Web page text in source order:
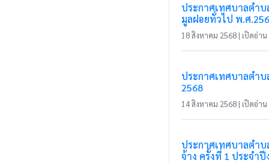
ประกาศเทศบาลตำ
มูลฝอยทั่วไป พ.ศ
18 สิงหาคม 2568 | เปิดอ่าน
ประกาศเทศบาลตำ
2568
14 สิงหาคม 2568 | เปิดอ่าน
ประกาศเทศบาลตำ
จ้าง ครั้งที่ 1 ประจำ